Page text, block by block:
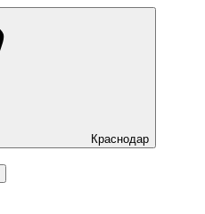
Краснодар